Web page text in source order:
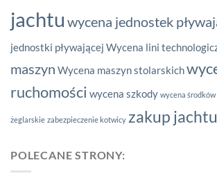
jachtu wycena jednostek
jednostki pływającej Wycena lini
maszyn Wycena maszyn stolarskich
ruchomości wycena szkody wycena środków
żeglarskie zabezpieczenie kotwicy zakup jachtu
POLECANE STRONY: